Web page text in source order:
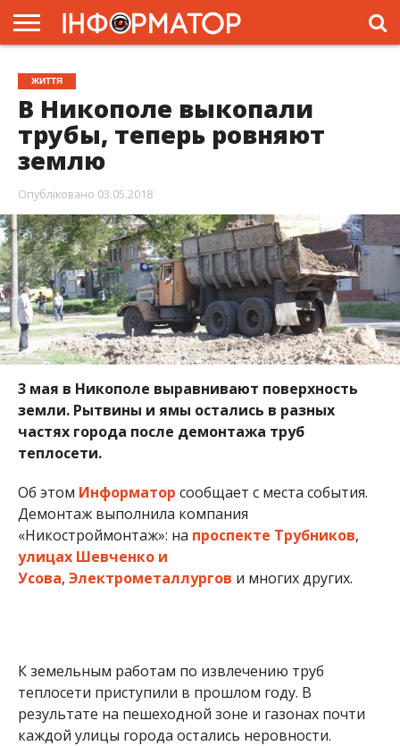
ГОЛОВНА
ЖИТТЯ
ВЛАДА
ГРОШІ
ТРЕШ
ПРЕС-
РЕЛІЗИ
РЕКЛАМА
ПРОЕКТИ
ЖИТТЯ
В Никополе выкопали
трубы, теперь ровняют
землю
Опубліковано 03.05.2018
3 мая в Никополе выравнивают поверхность
земли. Рытвины и ямы остались в разных
частях города после демонтажа труб
теплосети.
Об этом Информатор сообщает с места события.
Демонтаж выполнила компания
«Никостроймонтаж»: на проспекте Трубников,
улицах Шевченко и
Усова, Электрометаллургов и многих других.
К земельным работам по извлечению труб
теплосети приступили в прошлом году. В
результате на пешеходной зоне и газонах почти
каждой улицы города остались неровности.